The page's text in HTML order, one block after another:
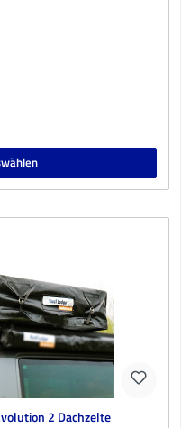
2 Dachzelte